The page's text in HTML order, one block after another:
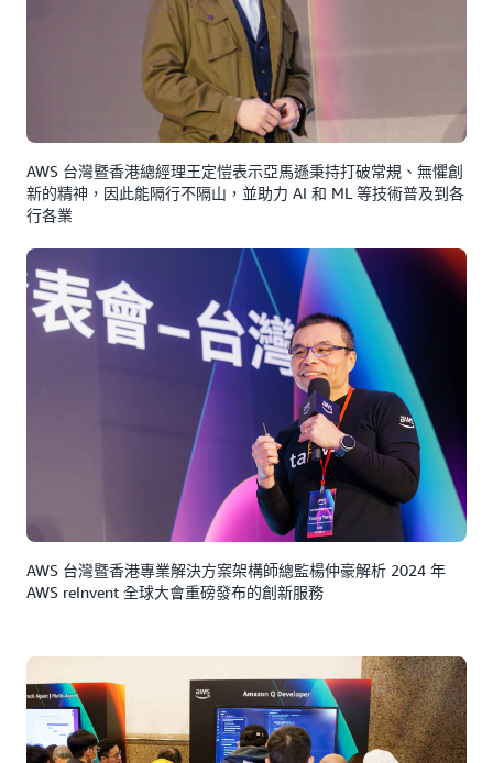
AWS 台灣暨香港總經理王定愷表示亞馬遜秉持打破常規、無懼創
新的精神，因此能隔行不隔山，並助力 AI 和 ML 等技術普及到各
行各業
AWS 台灣暨香港專業解決方案架構師總監楊仲豪解析 2024 年
AWS reInvent 全球大會重磅發布的創新服務